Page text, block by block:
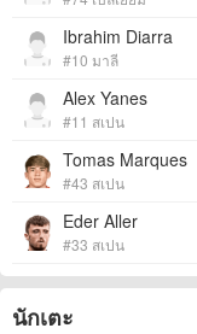
Ibrahim Diarra
#10 มาลี
Alex Yanes
#11 สเปน
Tomas Marques
#43 สเปน
Eder Aller
#33 สเปน
นักเตะ